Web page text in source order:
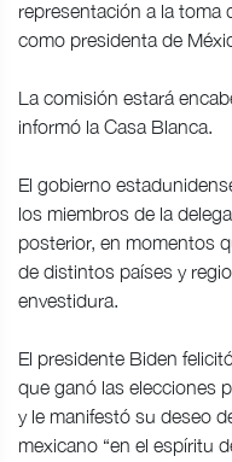
representación a la toma
como presidenta de
La comisión estará
informó la Casa Blanca.
El gobierno
los miembros de la
posterior, en momentos
de distintos países y
envestidura.
El presidente Biden
que ganó las elecciones
y le manifestó su deseo
mexicano “en el espíritu